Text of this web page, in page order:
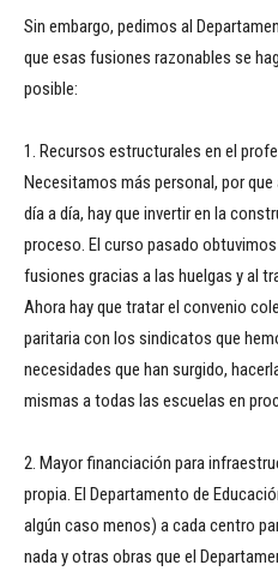
Sin embargo, pedimos al
que esas fusiones razonables se
posible:
1. Recursos estructurales en el
Necesitamos más personal, por
día a día, hay que invertir en la
proceso. El curso pasado
fusiones gracias a las huelgas y al
Ahora hay que tratar el convenio
paritaria con los sindicatos que
necesidades que han surgido,
mismas a todas las escuelas en
2. Mayor financiación para
propia. El Departamento de
algún caso menos) a cada centro
nada y otras obras que el